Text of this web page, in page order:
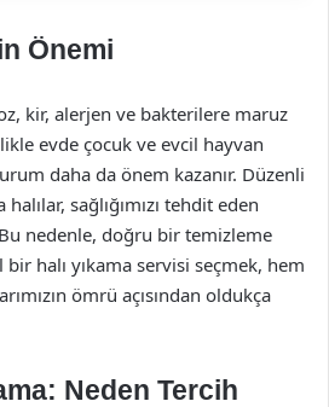
Önemi
kir, alerjen ve bakterilere maruz
evde çocuk ve evcil hayvan
daha da önem kazanır. Düzenli
sağlığımızı tehdit eden
nedenle, doğru bir temizleme
halı yıkama servisi seçmek, hem
ömrü açısından oldukça
Neden Tercih